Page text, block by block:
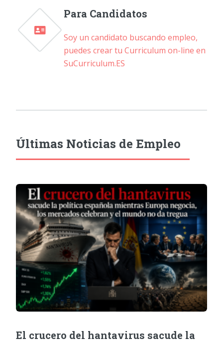
Para Candidatos
Soy un candidato buscando empleo,
puedes crear tu Curriculum on-line en
SuCurriculum.ES
Últimas Noticias de Empleo
El crucero del hantavirus sacude la